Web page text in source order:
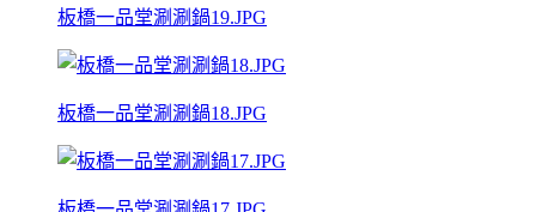
板橋一品堂涮涮鍋19.JPG
板橋一品堂涮涮鍋18.JPG